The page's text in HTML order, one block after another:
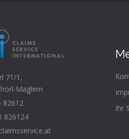
71/1,
Maglern
82612
826124
Ihr